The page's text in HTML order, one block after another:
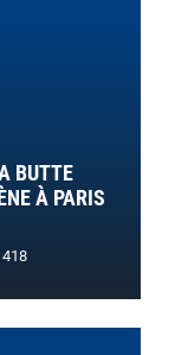
BUTTE
À PARIS
418